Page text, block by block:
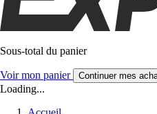
Sous-total du panier
Voir mon panier Continuer mes
Loading...